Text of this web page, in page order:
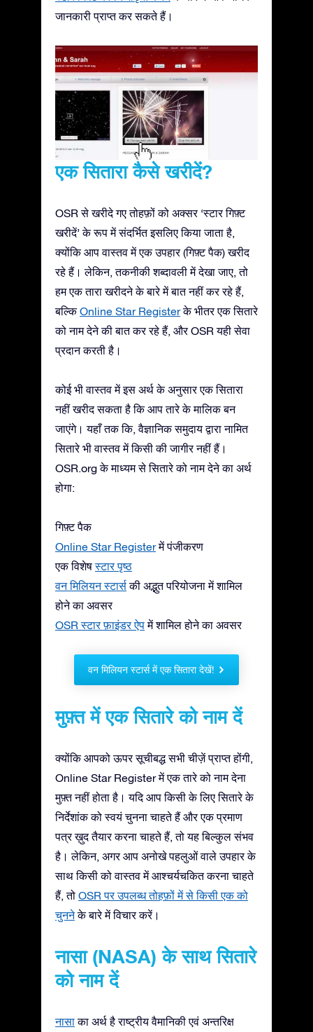
जानकारी प्राप्त कर सकते हैं।
एक सितारा कैसे खरीदें?
OSR से खरीदे गए तोहफ़ों को अक्सर ‘स्टार गिफ़्ट
खरीदें’ के रूप में संदर्भित इसलिए किया जाता है,
क्योंकि आप वास्तव में एक उपहार (गिफ़्ट पैक) खरीद
रहे हैं। लेकिन, तकनीकी शब्दावली में देखा जाए, तो
हम एक तारा खरीदने के बारे में बात नहीं कर रहे हैं,
बल्किOnline Star Registerके भीतर एक सितारे
को नाम देने की बात कर रहे हैं, और OSR यही सेवा
प्रदान करती है।
कोई भी वास्तव में इस अर्थ के अनुसार एक सितारा
नहीं खरीद सकता है कि आप तारे के मालिक बन
जाएंगे। यहाँ तक कि, वैज्ञानिक समुदाय द्वारा नामित
सितारे भी वास्तव में किसी की जागीर नहीं हैं।
OSR.org के माध्यम से सितारे को नाम देने का अर्थ
होगा:
गिफ़्ट पैक
Online Star Registerमें पंजीकरण
एक विशेषस्टार पृष्ठ
वन मिलियन स्टार्सकी अद्भुत परियोजना में शामिल
होने का अवसर
OSR स्टार फ़ाइंडर ऐपमें शामिल होने का अवसर
वन मिलियन स्टार्स में एक सितारा देखें!
मुफ़्त में एक सितारे को नाम दें
क्योंकि आपको ऊपर सूचीबद्ध सभी चीज़ें प्राप्त होंगी,
Online Star Register में एक तारे को नाम देना
मुफ़्त नहीं होता है। यदि आप किसी के लिए सितारे के
निर्देशांक को स्वयं चुनना चाहते हैं और एक प्रमाण
पत्र ख़ुद तैयार करना चाहते हैं, तो यह बिल्कुल संभव
है। लेकिन, अगर आप अनोखे पहलुओं वाले उपहार के
साथ किसी को वास्तव में आश्चर्यचकित करना चाहते
हैं, तो OSR पर उपलब्ध तोहफ़ों में से किसी एक को
चुननेके बारे में विचार करें।
नासा (NASA) के साथ सितारे
को नाम दें
नासाका अर्थ है राष्ट्रीय वैमानिकी एवं अन्तरिक्ष